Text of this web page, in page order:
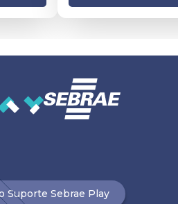
Suporte Sebrae Play